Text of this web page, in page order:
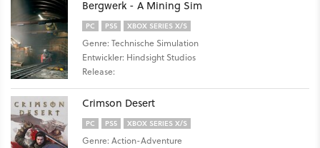
Bergwerk - A Mining Sim
PC PS5 XBOX SERIES X/S
Genre: Technische Simulation
Entwickler: Hindsight Studios
Release:
Crimson Desert
PC PS5 XBOX SERIES X/S
Genre: Action-Adventure